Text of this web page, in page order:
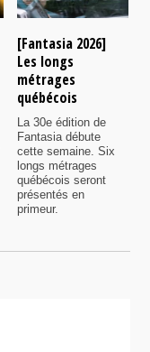
[Fantasia 2026]
Les longs
métrages
québécois
La 30e édition de
Fantasia débute
cette semaine. Six
longs métrages
québécois seront
présentés en
primeur.